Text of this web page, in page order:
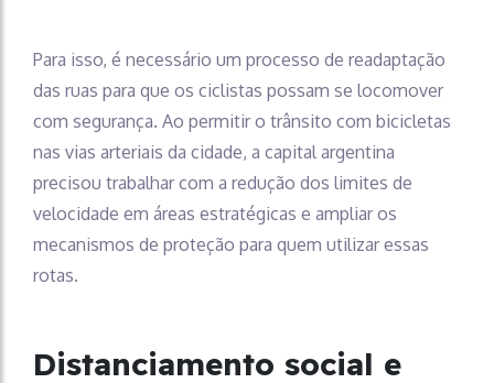
Para isso, é necessário um processo de readaptação
das ruas para que os ciclistas possam se locomover
com segurança. Ao permitir o trânsito com bicicletas
nas vias arteriais da cidade, a capital argentina
precisou trabalhar com a redução dos limites de
velocidade em áreas estratégicas e ampliar os
mecanismos de proteção para quem utilizar essas
rotas.
Distanciamento social e